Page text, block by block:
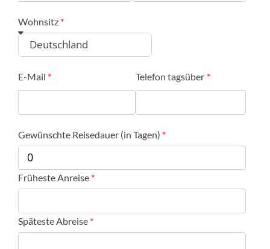
Wohnsitz
E-Mail Telefon tagsüber
Gewünschte Reisedauer (in Tagen)
Früheste Anreise
Späteste Abreise